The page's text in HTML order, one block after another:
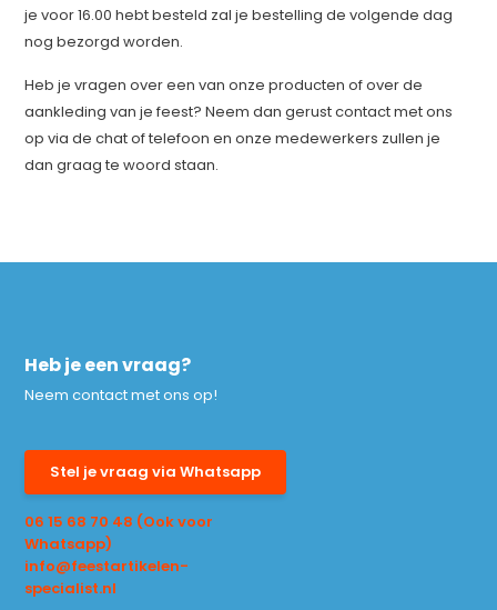
je voor 16.00 hebt besteld zal je bestelling de volgende dag
nog bezorgd worden.
Heb je vragen over een van onze producten of over de
aankleding van je feest? Neem dan gerust contact met ons
op via de chat of telefoon en onze medewerkers zullen je
dan graag te woord staan.
Heb je een vraag?
Neem contact met ons op!
Stel je vraag via Whatsapp
06 15 68 70 48 (Ook voor
Whatsapp)
info@feestartikelen-
specialist.nl